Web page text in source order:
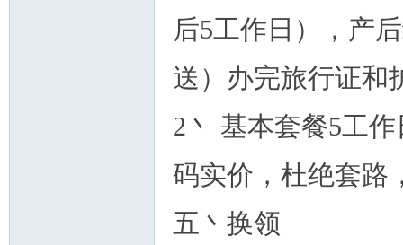
后5工作日），产
送）办完旅行证和
2丶 基本套餐5工
码实价，杜绝套路
五丶换领